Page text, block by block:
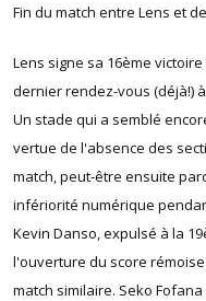
Fin du match entre Lens et
Lens signe sa 16ème
dernier rendez-vous (déjà!)
Un stade qui a semblé
vertue de l'absence des
match, peut-être ensuite
infériorité numérique
Kevin Danso, expulsé à la
l'ouverture du score
match similaire. Seko